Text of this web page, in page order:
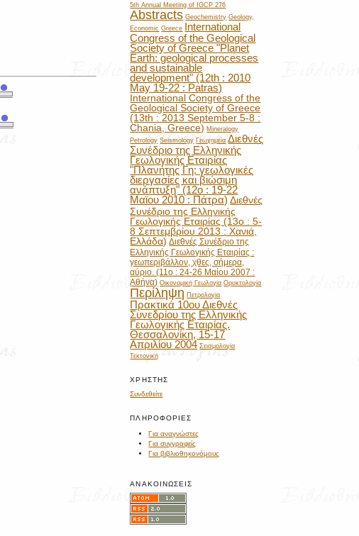
5th Annual Meeting of IGCP 276
Abstracts Geochemistry Geology,
Economic Greece
International
Congress of the Geological
Society of Greece "Planet
Earth: geological processes
and sustainable
development" (12th : 2010
May 19-22 : Patras)
International Congress of the
Geological Society of Greece
(13th : 2013 September 5-8 :
Chania, Greece) Mineralogy
Petrology Seismology Γεωχημεία Διεθνές
Συνέδριο της Ελληνικής
Γεωλογικής Εταιρίας
"Πλανήτης Γη: γεωλογικές
διεργασίες και βιώσιμη
ανάπτυξη" (12ο : 19-22
Μαϊου 2010 : Πάτρα) Διεθνές
Συνέδριο της Ελληνικής
Γεωλογικής Εταιρίας (13ο : 5-
8 Σεπτεμβρίου 2013 : Χανιά,
Ελλάδα) Διεθνές Συνέδριο της
Ελληνικής Γεωλογικής Εταιρίας :
γεωπεριβάλλον, χθες, σήμερα,
αύριο. (11ο : 24-26 Μαίου 2007 :
Αθήνα) Οικονομική Γεωλογία Ορυκτολογία
Περίληψη Πετρολογία
Πρακτικά 10ου Διεθνές
Συνεδρίου της Ελληνικής
Γεωλογικής Εταιρίας.
Θεσσαλονίκη, 15-17
Απριλίου 2004 Σεισμολογία
Τεκτονική
ΧΡΉΣΤΗΣ
Συνδεθείτε
ΠΛΗΡΟΦΟΡΊΕΣ
Για αναγνώστες
Για συγγραφείς
Για βιβλιοθηκονόμους
ΑΝΑΚΟΙΝΏΣΕΙΣ